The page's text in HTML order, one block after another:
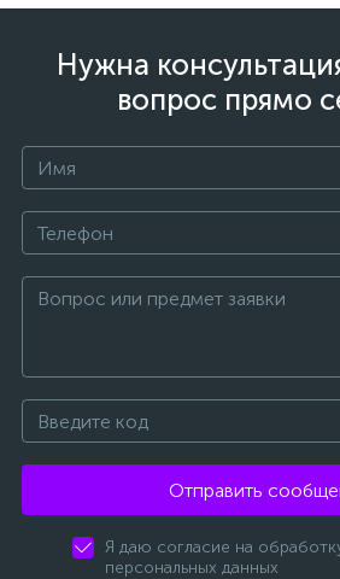
Нужна
вопрос прямо
Отправить
Я даю согласие на
персональных данных